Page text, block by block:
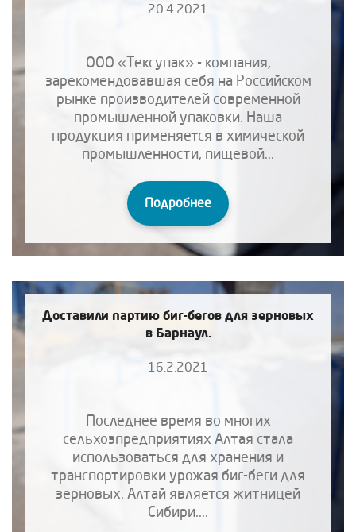
20.4.2021
ООО «Тексупак» - компания,
зарекомендовавшая себя на Российском
рынке производителей современной
промышленной упаковки. Наша
продукция применяется в химической
промышленности, пищевой...
Подробнее
Доставили партию биг-бегов для зерновых
в Барнаул.
16.2.2021
Последнее время во многих
сельхозпредприятиях Алтая стала
использоваться для хранения и
транспортировки урожая биг-беги для
зерновых. Алтай является житницей
Сибири....